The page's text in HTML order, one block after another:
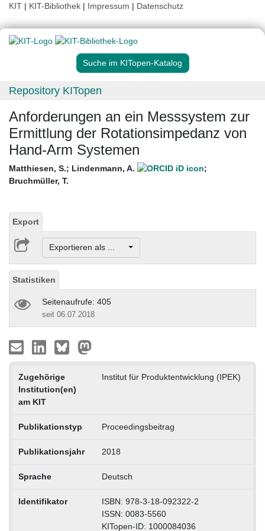
KIT | KIT-Bibliothek | Impressum | Datenschutz
Suche im KITopen-Katalog
Repository KITopen
Anforderungen an ein Messsystem zur
Ermittlung der Rotationsimpedanz von
Hand-Arm Systemen
Matthiesen, S.; Lindenmann, A.
;
Bruchmüller, T.
Export
Exportieren als ...
Statistiken
Seitenaufrufe: 405
seit 06.07.2018
Zugehörige
Institution(en)
am KIT
Institut für Produktentwicklung (IPEK)
Publikationstyp Proceedingsbeitrag
Publikationsjahr 2018
Sprache Deutsch
Identifikator
ISBN: 978-3-18-092322-2
ISSN: 0083-5560
KITopen-ID: 1000084036